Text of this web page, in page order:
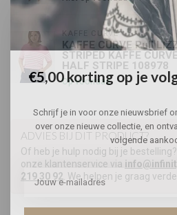
KAFFE CURVE
KAFFE CURVE Pull
STRIPED KAFFE
HALF STRIPE 108978
Op voorraad
ADVIES BIJ DIT PRODUCT?
Of heb je hulp nodig bij je
onze klantenservice via
219 30 92. We helpen je graag
€5,00 korting op je
Schrijf je in voor onze nieuwsbrief
over onze nieuwe collectie, en
volgende